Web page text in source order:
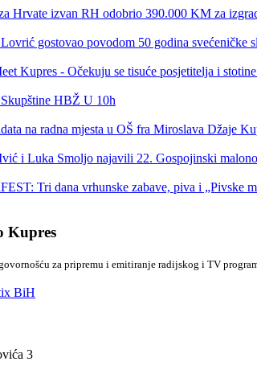
Hrvate izvan RH odobrio 390.000 KM za
gostovao povodom 50 godina svećeničke
Kupres - Očekuju se tisuće posjetitelja i
HBŽ U 10h
na radna mjesta u OŠ fra Miroslava Džaje
i Luka Smoljo najavili 22. Gospojinski
Tri dana vrhunske zabave, piva i „Pivske
Kupres
za pripremu i emitiranje radijskog i TV
BiH
3